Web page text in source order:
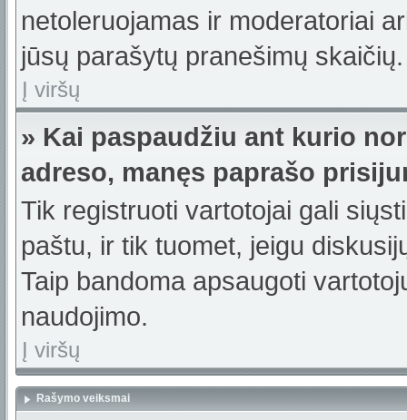
netoleruojamas ir moderatoriai
jūsų parašytų pranešimų skaičių.
Į viršų
» Kai paspaudžiu ant kurio
adreso, manęs paprašo
Tik registruoti vartotojai gali
paštu, ir tik tuomet, jeigu
Taip bandoma apsaugoti
naudojimo.
Į viršų
Rašymo veiksmai